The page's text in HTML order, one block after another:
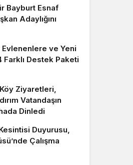
Bayburt Esnaf
Adaylığını
Evlenenlere ve Yeni
Destek Paketi
Ziyaretleri,
Vatandaşın
Dinledi
Duyurusu,
Çalışma